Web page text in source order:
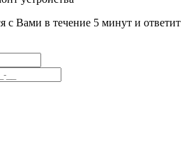
с Вами в течение 5 минут и ответит